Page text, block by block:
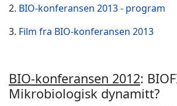
2. BIO-konferansen 2013 - program
3. Film fra BIO-konferansen 2013
BIO-konferansen 2012:
Mikrobiologisk dynamitt?